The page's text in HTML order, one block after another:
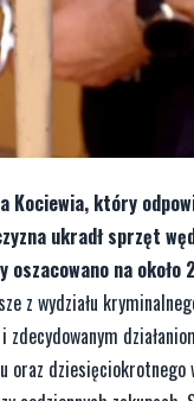
który
ukradł sprzęt
na około
z wydziału